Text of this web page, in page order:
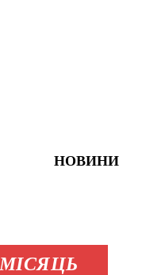
НОВИНИ